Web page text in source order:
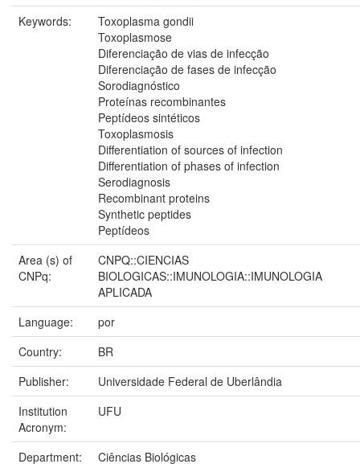
Keywords:
Toxoplasma gondii
Toxoplasmose
Diferenciação de vias de infecção
Diferenciação de fases de infecção
Sorodiagnóstico
Proteínas recombinantes
Peptídeos sintéticos
Toxoplasmosis
Differentiation of sources of infection
Differentiation of phases of infection
Serodiagnosis
Recombinant proteins
Synthetic peptides
Peptídeos
Area (s) of
CNPq:
CNPQ::CIENCIAS
BIOLOGICAS::IMUNOLOGIA::IMUNOLOGIA
APLICADA
Language:
por
Country:
BR
Publisher:
Universidade Federal de Uberlândia
Institution
Acronym:
UFU
Department:
Ciências Biológicas